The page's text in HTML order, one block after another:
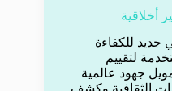
أخلاقية
للكفاءة
لتقييم
جهود عالمية